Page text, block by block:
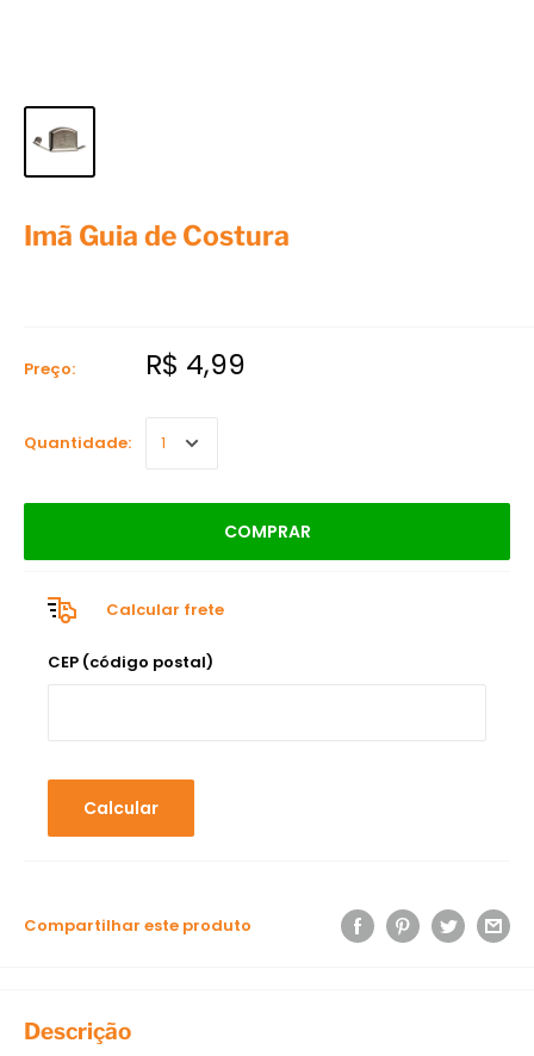
Imã Guia de Costura
Preço: R$ 4,99
Quantidade:
COMPRAR
Calcular frete
CEP (código postal)
Calcular
Compartilhar este produto
Descrição